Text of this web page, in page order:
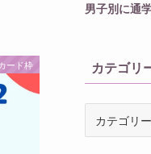
ード枠
男子別に通
カテゴリ